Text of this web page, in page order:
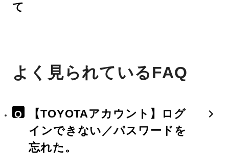
て
よく見られているFAQ
Q
【TOYOTAアカウント】ログ
インできない／パスワードを
忘れた。